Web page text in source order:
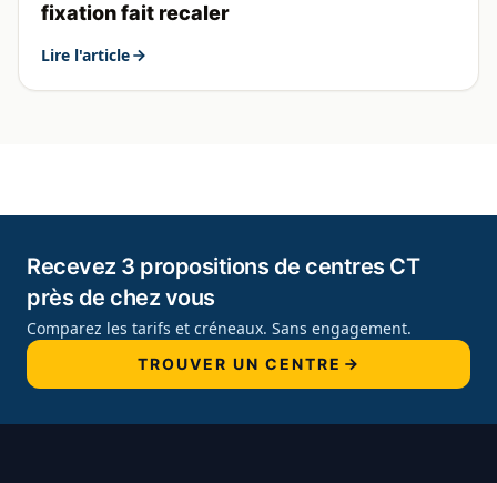
fixation fait recaler
Lire l'article
Recevez 3 propositions de centres CT
près de chez vous
Comparez les tarifs et créneaux. Sans engagement.
TROUVER UN CENTRE